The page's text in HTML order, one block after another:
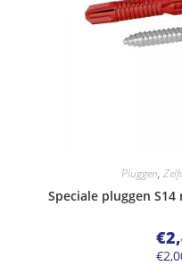
Pluggen,
Speciale pluggen
€
€